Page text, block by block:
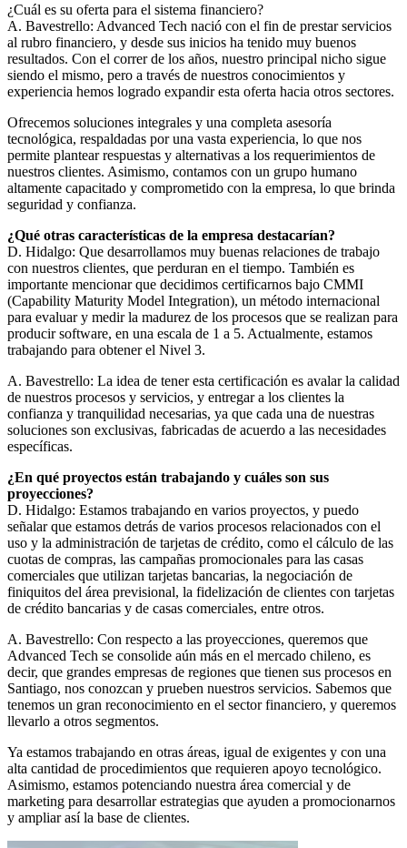
¿Cuál es su oferta para el sistema financiero?
A. Bavestrello: Advanced Tech nació con el fin de prestar servicios
al rubro financiero, y desde sus inicios ha tenido muy buenos
resultados. Con el correr de los años, nuestro principal nicho sigue
siendo el mismo, pero a través de nuestros conocimientos y
experiencia hemos logrado expandir esta oferta hacia otros sectores.
Ofrecemos soluciones integrales y una completa asesoría
tecnológica, respaldadas por una vasta experiencia, lo que nos
permite plantear respuestas y alternativas a los requerimientos de
nuestros clientes. Asimismo, contamos con un grupo humano
altamente capacitado y comprometido con la empresa, lo que brinda
seguridad y confianza.
¿Qué otras características de la empresa destacarían?
D. Hidalgo: Que desarrollamos muy buenas relaciones de trabajo
con nuestros clientes, que perduran en el tiempo. También es
importante mencionar que decidimos certificarnos bajo CMMI
(Capability Maturity Model Integration), un método internacional
para evaluar y medir la madurez de los procesos que se realizan para
producir software, en una escala de 1 a 5. Actualmente, estamos
trabajando para obtener el Nivel 3.
A. Bavestrello: La idea de tener esta certificación es avalar la calidad
de nuestros procesos y servicios, y entregar a los clientes la
confianza y tranquilidad necesarias, ya que cada una de nuestras
soluciones son exclusivas, fabricadas de acuerdo a las necesidades
específicas.
¿En qué proyectos están trabajando y cuáles son sus
proyecciones?
D. Hidalgo: Estamos trabajando en varios proyectos, y puedo
señalar que estamos detrás de varios procesos relacionados con el
uso y la administración de tarjetas de crédito, como el cálculo de las
cuotas de compras, las campañas promocionales para las casas
comerciales que utilizan tarjetas bancarias, la negociación de
finiquitos del área previsional, la fidelización de clientes con tarjetas
de crédito bancarias y de casas comerciales, entre otros.
A. Bavestrello: Con respecto a las proyecciones, queremos que
Advanced Tech se consolide aún más en el mercado chileno, es
decir, que grandes empresas de regiones que tienen sus procesos en
Santiago, nos conozcan y prueben nuestros servicios. Sabemos que
tenemos un gran reconocimiento en el sector financiero, y queremos
llevarlo a otros segmentos.
Ya estamos trabajando en otras áreas, igual de exigentes y con una
alta cantidad de procedimientos que requieren apoyo tecnológico.
Asimismo, estamos potenciando nuestra área comercial y de
marketing para desarrollar estrategias que ayuden a promocionarnos
y ampliar así la base de clientes.